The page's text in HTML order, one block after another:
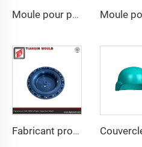
Moule pour panneau d'eau SMC à la vente, moule de compression SMC avec prix compétitif
Fabricant professionnel de moules Taizhou Factory Molding, fournisseur de moules métalliques par moulage sous pression pour couvercle d'extrémité de bride